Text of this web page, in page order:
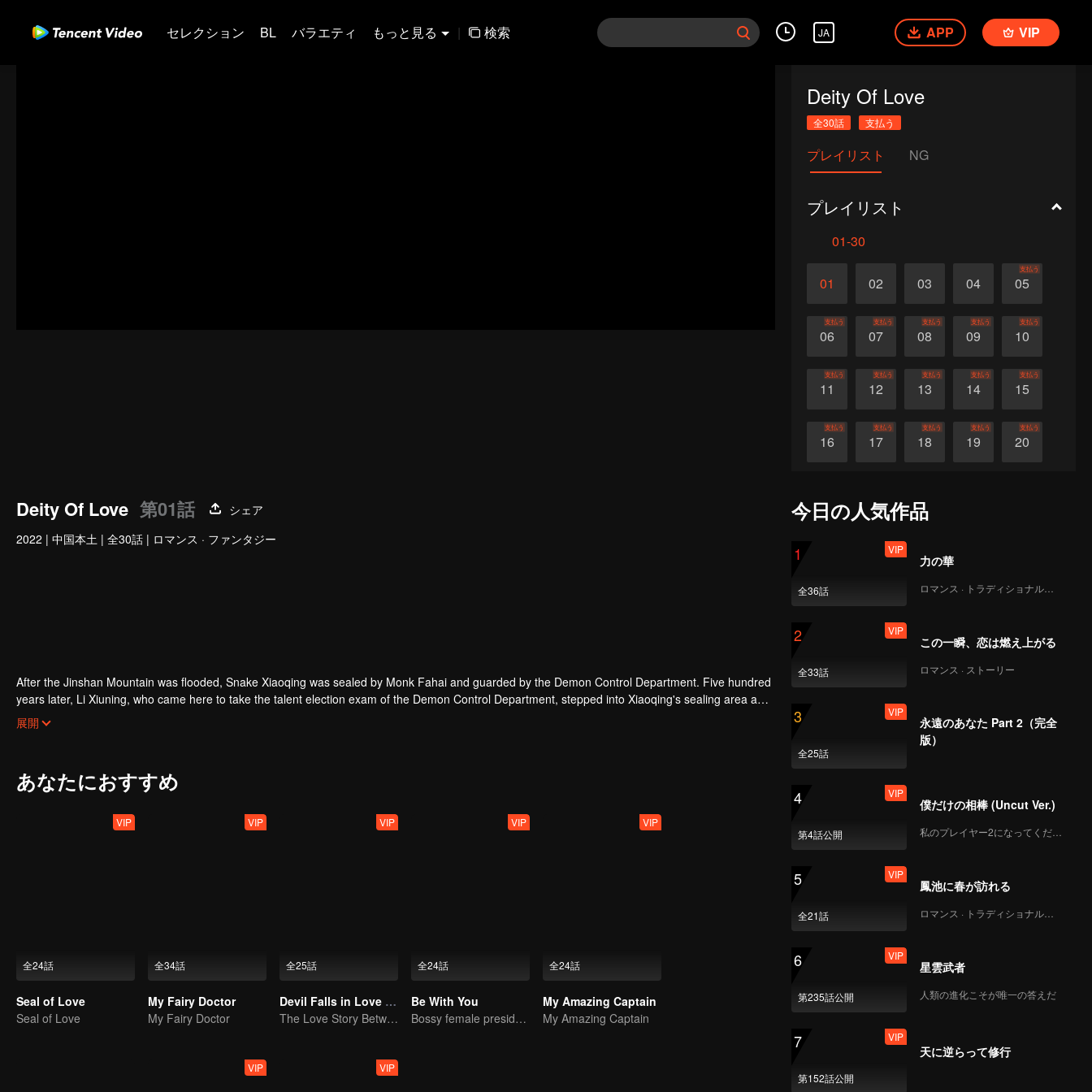
セレクション BL バラエティ もっと見る | 検索 JA APP VIP
Deity Of Love
全30話 支払う
プレイリスト NG
プレイリスト
01-30
01 02 03 04 05
支払う
06
支払う
07
支払う
08
支払う
09
支払う
10
支払う
11
支払う
12
支払う
13
支払う
14
支払う
15
支払う
16
支払う
17
支払う
18
支払う
19
支払う
20
支払う
Deity Of Love 第01話
シェア
2022 | 中国本土 | 全30話 | ロマンス · ファンタジー
After the Jinshan Mountain was flooded, Snake Xiaoqing was sealed by Monk Fahai and guarded by the Demon Control Department. Five hundred
years later, Li Xiuning, who came here to take the talent election exam of the Demon Control Department, stepped into Xiaoqing's sealing area and
broke the seal by accident. As a result, Xiaoqing woke up but lost her memory because the seal was broken by force. To find her memory back and
get to know the world, Xiaoqing went to Qingyun Valley with Li Xiuning and started a new life. As they grew familiar with each other, Xiaoqing found
展開
あなたにおすすめ
全24話
VIP
Seal of Love
Seal of Love
全34話
VIP
My Fairy Doctor
My Fairy Doctor
全25話
VIP
Devil Falls in Love with Fairy
The Love Story Between a Lively Fairy and a Cold-faced Devil
全24話
VIP
Be With You
Bossy female president flirts with arrogant childe.
全24話
VIP
My Amazing Captain
My Amazing Captain
VIP VIP
今日の人気作品
1
全36話
VIP
力の華
ロマンス · トラディショナル・コスチューム
2
全33話
VIP
この一瞬、恋は燃え上がる
ロマンス · ストーリー
3
全25話
VIP
永遠のあなた Part 2（完全
版）
4
第4話公開
VIP
僕だけの相棒 (Uncut Ver.)
私のプレイヤー2になってください
5
全21話
VIP
鳳池に春が訪れる
ロマンス · トラディショナル・コスチューム
6
第235話公開
VIP
星雲武者
人類の進化こそが唯一の答えだ
7
第152話公開
VIP
天に逆らって修行